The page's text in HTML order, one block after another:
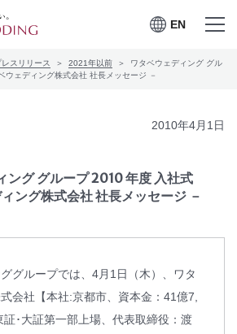
EN
を開く
EN
メニュー
ービ
採用情報
レスリリース 2021年以前
ワタベウェディング グル
ェディング株式会社 社長メッセージ －
2010年4月1日
ング グループ 2010 年度 入社式
ング株式会社 社長メッセージ －
グループでは、4月1日（木）、ワタ
会社【本社:京都市、資本金：41億7,
･大証第一部上場、代表取締役：渡